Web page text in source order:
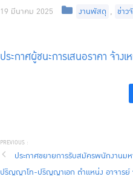
19 มีนาคม 2025 Categories
งานพัสดุ , ข่าว
ประกาศผู้ชนะการเสนอราคา จ้า
ประกาศขยายการรับสมัครพนักงาน
ปริญญาโท-ปริญญาเอก ตำแหน่ง อาจารย์